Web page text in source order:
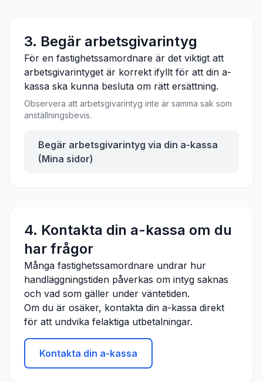
3. Begär arbetsgivarintyg
För en fastighetssamordnare är det viktigt att
arbetsgivarintyget är korrekt ifyllt för att din a-
kassa ska kunna besluta om rätt ersättning.
Observera att arbetsgivarintyg inte är samma sak som
anställningsbevis.
Begär arbetsgivarintyg via din a-kassa
(Mina sidor)
4. Kontakta din a-kassa om du
har frågor
Många fastighetssamordnare undrar hur
handläggningstiden påverkas om intyg saknas
och vad som gäller under väntetiden.
Om du är osäker, kontakta din a-kassa direkt
för att undvika felaktiga utbetalningar.
Kontakta din a-kassa